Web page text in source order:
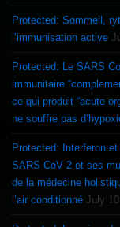
Protected: Sommeil,
l’immunisation active
Protected: Le SARS
immunitaire
ce qui produit “acute
ne souffre pas
Protected: Interferon
SARS CoV 2 et ses
de la médecine
l’air conditionné July